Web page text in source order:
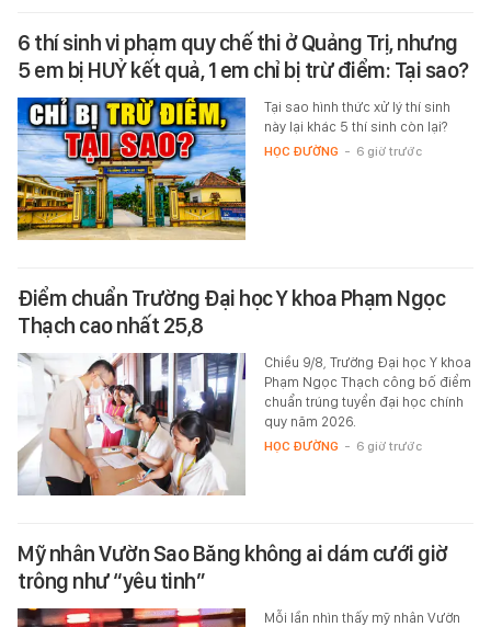
6 thí sinh vi phạm quy chế thi ở Quảng Trị, nhưng
5 em bị HUỶ kết quả, 1 em chỉ bị trừ điểm: Tại sao?
Tại sao hình thức xử lý thí sinh
này lại khác 5 thí sinh còn lại?
HỌC ĐƯỜNG - 6 giờ trước
Điểm chuẩn Trường Đại học Y khoa Phạm Ngọc
Thạch cao nhất 25,8
Chiều 9/8, Trường Đại học Y khoa
Phạm Ngọc Thạch công bố điểm
chuẩn trúng tuyển đại học chính
quy năm 2026.
HỌC ĐƯỜNG - 6 giờ trước
Mỹ nhân Vườn Sao Băng không ai dám cưới giờ
trông như “yêu tinh”
Mỗi lần nhìn thấy mỹ nhân Vườn